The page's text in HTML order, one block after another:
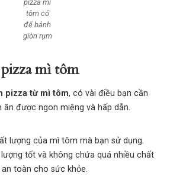
pizza mì
tôm có
đế bánh
giòn rụm
mì tôm
pizza từ mì tôm, có vài điều bạn cần
ăn được ngon miệng và hấp dẫn.
lượng của mì tôm mà bạn sử dụng.
tốt và không chứa quá nhiều chất
toàn cho sức khỏe.